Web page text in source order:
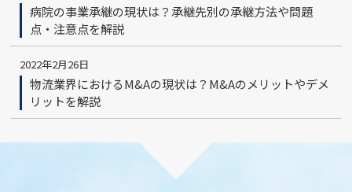
病院の事業承継の現状は？承継先別の承継方法や問題
点・注意点を解説
物流業界におけるM&Aの現状は？M&Aのメリットやデメ
リットを解説
2022年2月26日